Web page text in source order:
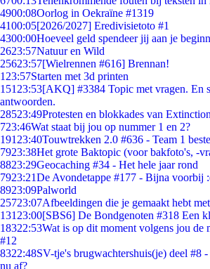
4900:08Oorlog in Oekraïne #1319
4100:05[2026/2027] Eredivisietoto #1
4300:00Hoeveel geld spendeer jij aan je
2623:57Natuur en Wild
25623:57[Wielrennen #616] Brennan!
1 23:57Starten met 3d printen
151 23:53[AKQ] #3384 Topic met vragen. En
antwoorden.
28523:49Protesten en blokkades van
723:46Wat staat bij jou op nummer 1 en 2?
191 23:40Touwtrekken 2.0 #636 - Team 1
7923:38Het grote Baktopic (voor bakfoto's, -
8823:29Geocaching #34 - Het hele jaar rond
7923:21De Avondetappe #177 - Bijna voorbij
8923:09Palworld
25723:07Afbeeldingen die je gemaakt hebt
131 23:00[SBS6] De Bondgenoten #318 Een
18322:53Wat is op dit moment volgens jou de
#12
8322:48SV-tje's brugwachtershuis(je) deel #8
nu af?